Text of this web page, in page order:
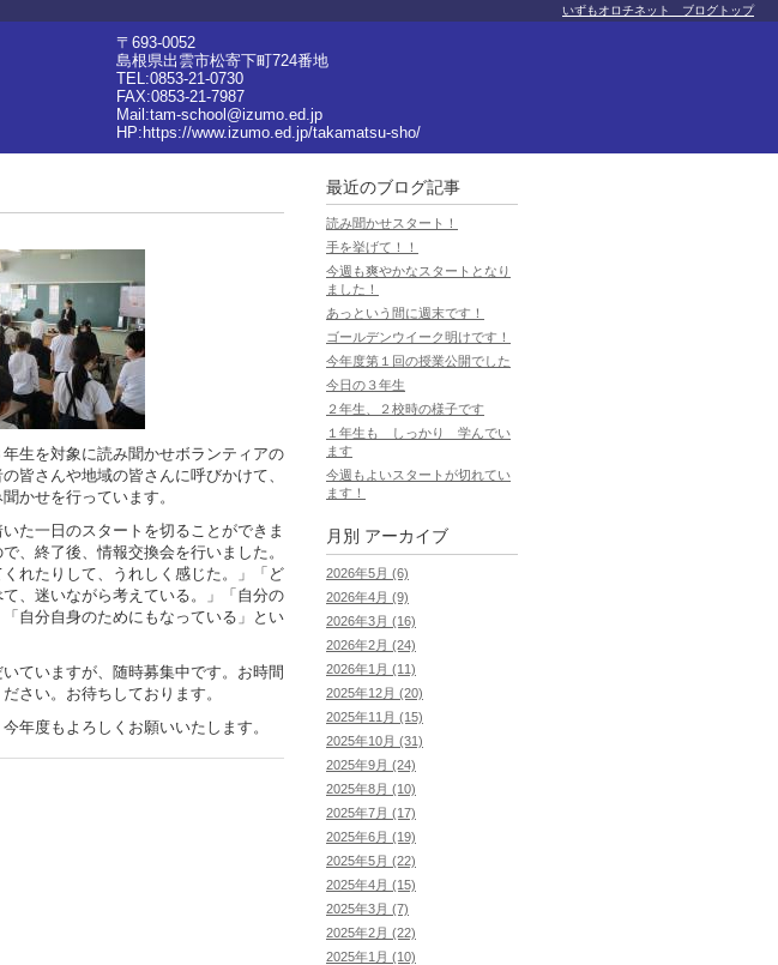
〒693-0052
島根県出雲市松寄下町724番地
TEL:0853-21-0730
FAX:0853-21-7987
Mail:tam-school@izumo.ed.jp
HP: https://www.izumo.ed.jp/takamatsu-sho/
いずもオロチネット ブログトップ
生を対象に読み聞かせボランティアの
皆さんや地域の皆さんに呼びかけて、
かせを行っています。
た一日のスタートを切ることができま
、終了後、情報交換会を行いました。
れたりして、うれしく感じた。」「ど
、迷いながら考えている。」「自分の
自分自身のためにもなっている」とい
ていますが、随時募集中です。お時間
さい。お待ちしております。
年度もよろしくお願いいたします。
最近のブログ記事
読み聞かせスタート！
手を挙げて！！
今週も爽やかなスタートとなり
ました！
あっという間に週末です！
ゴールデンウイーク明けです！
今年度第１回の授業公開でした
今日の３年生
２年生、２校時の様子です
１年生も しっかり 学んでい
ます
今週もよいスタートが切れてい
ます！
月別 アーカイブ
2026年5月 (6)
2026年4月 (9)
2026年3月 (16)
2026年2月 (24)
2026年1月 (11)
2025年12月 (20)
2025年11月 (15)
2025年10月 (31)
2025年9月 (24)
2025年8月 (10)
2025年7月 (17)
2025年6月 (19)
2025年5月 (22)
2025年4月 (15)
2025年3月 (7)
2025年2月 (22)
2025年1月 (10)